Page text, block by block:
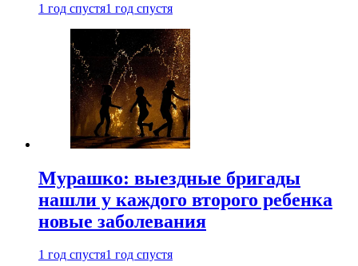
1 год спустя1 год спустя
Мурашко: выездные бригады
нашли у каждого второго ребенка
новые заболевания
1 год спустя1 год спустя